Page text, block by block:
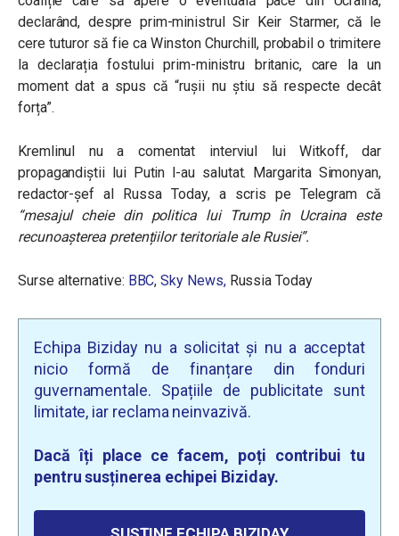
declarând, despre prim-ministrul Sir Keir Starmer, că le
cere tuturor să fie ca Winston Churchill, probabil o trimitere
la declarația fostului prim-ministru britanic, care la un
moment dat a spus că “rușii nu știu să respecte decât
forța”.
Kremlinul nu a comentat interviul lui Witkoff, dar
propagandiștii lui Putin l-au salutat. Margarita Simonyan,
redactor-șef al Russa Today, a scris pe Telegram că
“mesajul cheie din politica lui Trump în Ucraina este
recunoașterea pretențiilor teritoriale ale Rusiei”.
Surse alternative: BBC,Sky News, Russia Today
Echipa Biziday nu a solicitat și nu a acceptat
nicio formă de finanțare din fonduri
guvernamentale. Spațiile de publicitate sunt
limitate, iar reclama neinvazivă.
Dacă îți place ce facem, poți contribui tu
pentru susținerea echipei Biziday.